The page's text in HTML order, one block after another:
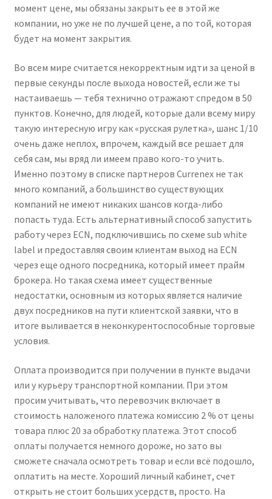
момент цене, мы обязаны закрыть ее в этой же
компании, но уже не по лучшей цене, а по той, которая
будет на момент закрытия.
Во всем мире считается некорректным идти за ценой в
первые секунды после выхода новостей, если же ты
настаиваешь — тебя технично отражают спредом в 50
пунктов. Конечно, для людей, которые дали всему миру
такую интересную игру как «русская рулетка», шанс 1/10
очень даже неплох, впрочем, каждый все решает для
себя сам, мы вряд ли имеем право кого-то учить.
Именно поэтому в списке партнеров Currenex не так
много компаний, а большинство существующих
компаний не имеют никаких шансов когда-либо
попасть туда. Есть альтернативный способ запустить
работу через ECN, подключившись по схеме sub white
label и предоставляя своим клиентам выход на ECN
через еще одного посредника, который имеет прайм
брокера. Но такая схема имеет существенные
недостатки, основным из которых является наличие
двух посредников на пути клиентской заявки, что в
итоге выливается в неконкурентоспособные торговые
условия.
Оплата производится при получении в пункте выдачи
или у курьеру транспортной компании. При этом
просим учитывать, что перевозчик включает в
стоимость наложеного платежа комиссию 2 % от цены
товара плюс 20 за обработку платежа. Этот способ
оплаты получается немного дороже, но зато вы
сможете сначала осмотреть товар и если всё подошло,
оплатить на месте. Хороший личный кабинет, счет
открыть не стоит больших усердств, просто. На